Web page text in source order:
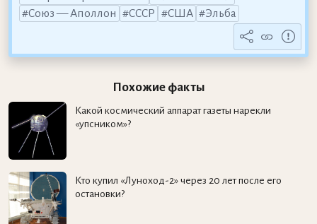
Союз — Аполлон
СССР США Эльба
Похожие факты
Какой космический аппарат газеты нарекли
«упсником»?
Кто купил «Луноход-2» через 20 лет после его
остановки?